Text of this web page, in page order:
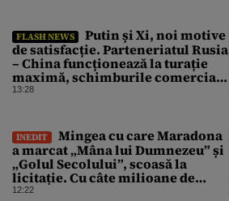
FLASH NEWS
Putin și Xi, noi motive
de satisfacție. Parteneriatul Rusia
– China funcționează la turație
maximă, schimburile comerciale
ating niveluri record
13:28
INEDIT
Mingea cu care Maradona
a marcat „Mâna lui Dumnezeu” și
„Golul Secolului”, scoasă la
licitație. Cu câte milioane de
dolari ar putea fi vândută
12:22